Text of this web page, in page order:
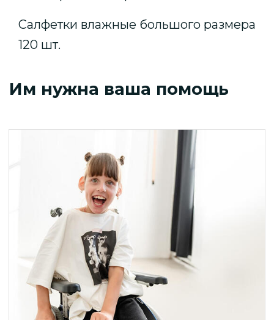
Салфетки влажные большого размера
120 шт.
Им нужна ваша помощь